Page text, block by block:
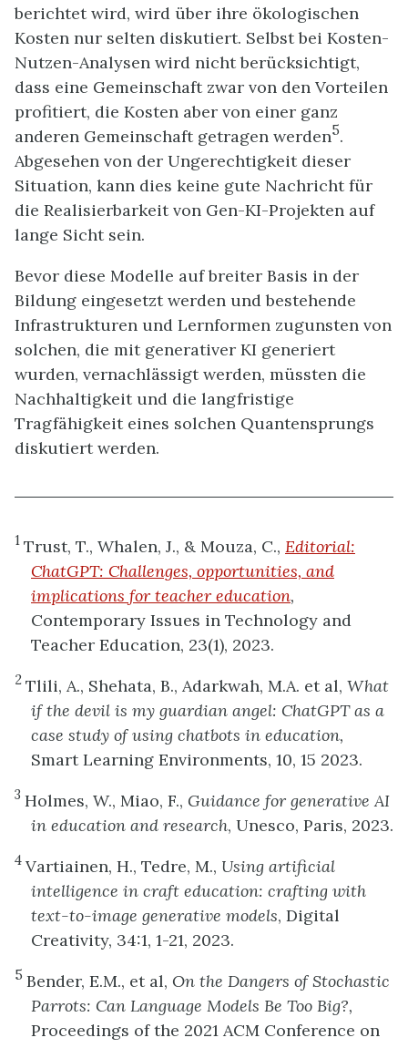
berichtet wird, wird über ihre ökologischen
Kosten nur selten diskutiert. Selbst bei Kosten-
Nutzen-Analysen wird nicht berücksichtigt,
dass eine Gemeinschaft zwar von den Vorteilen
profitiert, die Kosten aber von einer ganz
anderen Gemeinschaft getragen werden5.
Abgesehen von der Ungerechtigkeit dieser
Situation, kann dies keine gute Nachricht für
die Realisierbarkeit von Gen-KI-Projekten auf
lange Sicht sein.
Bevor diese Modelle auf breiter Basis in der
Bildung eingesetzt werden und bestehende
Infrastrukturen und Lernformen zugunsten von
solchen, die mit generativer KI generiert
wurden, vernachlässigt werden, müssten die
Nachhaltigkeit und die langfristige
Tragfähigkeit eines solchen Quantensprungs
diskutiert werden.
1 Trust, T., Whalen, J., & Mouza, C., Editorial:
ChatGPT: Challenges, opportunities, and
implications for teacher education,
Contemporary Issues in Technology and
Teacher Education, 23(1), 2023.
2 Tlili, A., Shehata, B., Adarkwah, M.A. et al, What
if the devil is my guardian angel: ChatGPT as a
case study of using chatbots in education,
Smart Learning Environments, 10, 15 2023.
3 Holmes, W., Miao, F., Guidance for generative AI
in education and research, Unesco, Paris, 2023.
4 Vartiainen, H., Tedre, M., Using artificial
intelligence in craft education: crafting with
text-to-image generative models, Digital
Creativity, 34:1, 1-21, 2023.
5 Bender, E.M., et al, On the Dangers of Stochastic
Parrots: Can Language Models Be Too Big?,
Proceedings of the 2021 ACM Conference on